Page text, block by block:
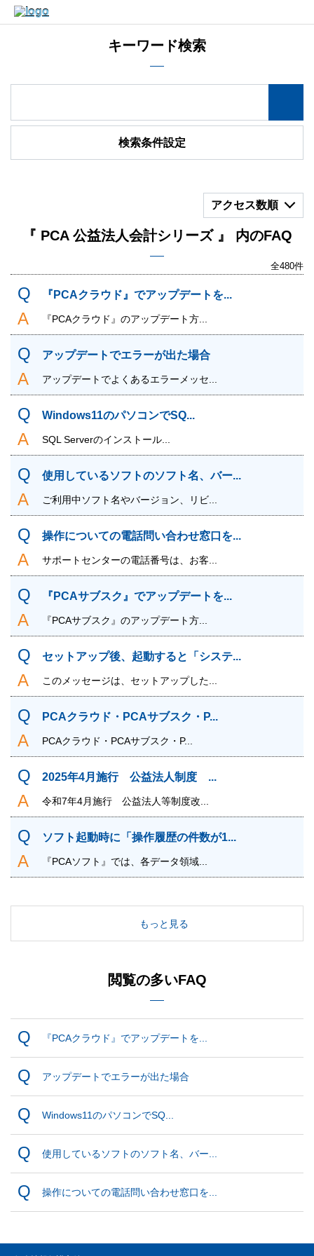
キーワード検索
検索条件設定
アクセス数順
『 PCA 公益法人会計シリーズ 』 内のFAQ
全480件
『PCAクラウド』でアップデートを...
『PCAクラウド』のアップデート方...
アップデートでエラーが出た場合
アップデートでよくあるエラーメッセ...
Windows11のパソコンでSQ...
SQL Serverのインストール...
使用しているソフトのソフト名、バー...
ご利用中ソフト名やバージョン、リビ...
操作についての電話問い合わせ窓口を...
サポートセンターの電話番号は、お客...
『PCAサブスク』でアップデートを...
『PCAサブスク』のアップデート方...
セットアップ後、起動すると「システ...
このメッセージは、セットアップした...
PCAクラウド・PCAサブスク・P...
PCAクラウド・PCAサブスク・P...
2025年4月施行 公益法人制度 ...
令和7年4月施行 公益法人等制度改...
ソフト起動時に「操作履歴の件数が1...
『PCAソフト』では、各データ領域...
もっと見る
閲覧の多いFAQ
『PCAクラウド』でアップデートを...
アップデートでエラーが出た場合
Windows11のパソコンでSQ...
使用しているソフトのソフト名、バー...
操作についての電話問い合わせ窓口を...